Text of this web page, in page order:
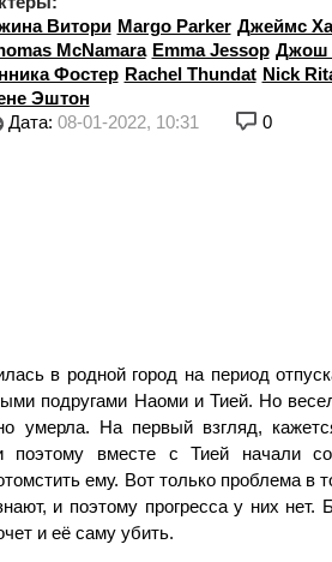
Витори Margo Parker Джеймс
McNamara Emma Jessop Джош
Фостер Rachel Thundat Nick
Эштон
Дата: 08-01-2022, 10:31 0
в родной город на период
подругами Наоми и Тией. Но
умерла. На первый взгляд,
вместе с Тией начали
ему. Вот только проблема в
и поэтому прогресса у них нет.
и её саму убить.